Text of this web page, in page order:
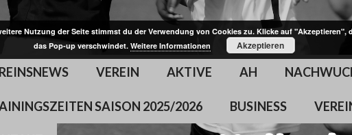
VEREIN AKTIVE AH
SAISON 2025/2026 BUSINESS
Nutzung der Seite stimmst du der Verwendung von Cookies zu. Klicke auf "Akzeptieren",
das Pop-up verschwindet. Weitere Informationen Akzeptieren